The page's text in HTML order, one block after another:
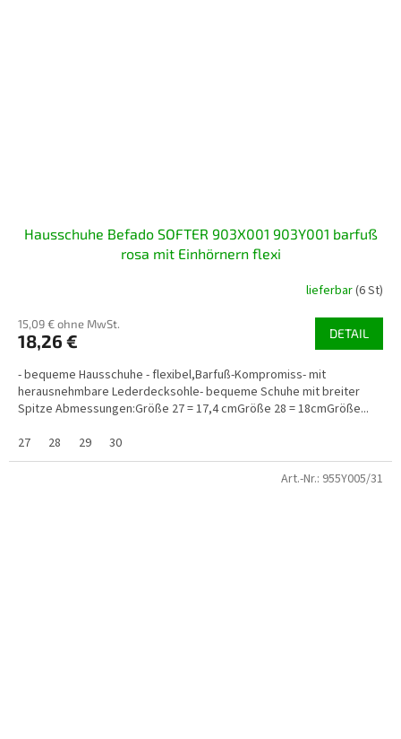
Hausschuhe Befado SOFTER 903X001 903Y001 barfuß
rosa mit Einhörnern flexi
lieferbar(6 St)
15,09 € ohne MwSt.
18,26 € DETAIL
- bequeme Hausschuhe - flexibel,Barfuß-Kompromiss- mit
herausnehmbare Lederdecksohle- bequeme Schuhe mit breiter
Spitze Abmessungen:Größe 27 = 17,4 cmGröße 28 = 18cmGröße...
27
28 29 30
Art.-Nr.: 955Y005/31